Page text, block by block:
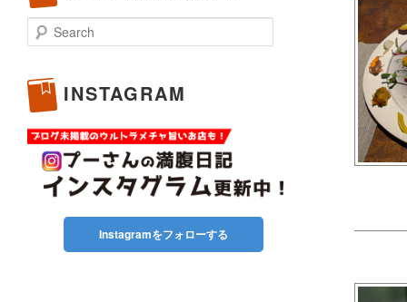
Search
INSTAGRAM
Instagramをフォローする